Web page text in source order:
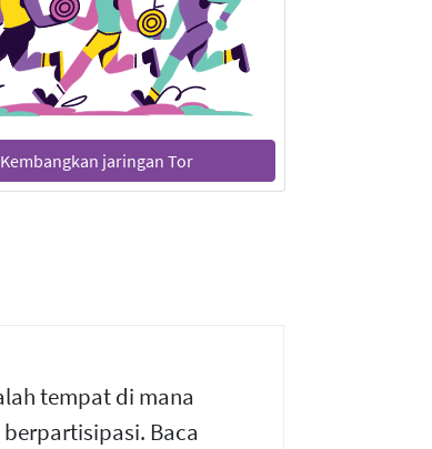
Kembangkan jaringan Tor
tempat di mana
Baca